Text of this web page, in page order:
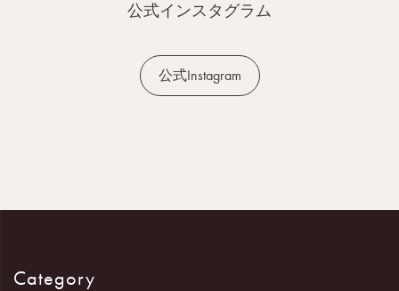
公式インスタグラム
公式Instagram
Category